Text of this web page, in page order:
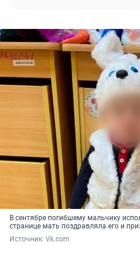
В сентябре погибшему мальчику
странице мать поздравляла его и
Источник: Vk.com